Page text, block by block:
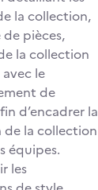
la collection,
pièces,
la collection
le
de
d’encadrer la
de la collection
équipes.
les